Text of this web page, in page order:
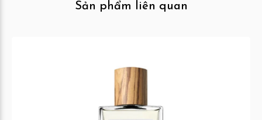
Sản phẩm liên quan